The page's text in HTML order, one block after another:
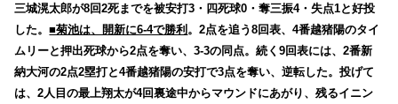
三城滉太郎が8回2死までを被安打3・四死球0・奪三振4・失点1と好投
した。■菊池は、開新に6-4で勝利。2点を追う8回表、4番越猪陽のタイ
ムリーと押出死球から2点を奪い、3-3の同点。続く9回表には、2番新
納大河の2点2塁打と4番越猪陽の安打で3点を奪い、逆転した。投げて
は、2人目の最上翔太が4回裏途中からマウンドにあがり、残るイニン